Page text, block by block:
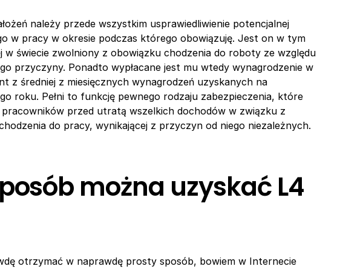
należy przede wszystkim usprawiedliwienie potencjalnej
w pracy w okresie podczas którego obowiązuję. Jest on w tym
w świecie zwolniony z obowiązku chodzenia do roboty ze względu
przyczyny. Ponadto wypłacane jest mu wtedy wynagrodzenie w
z średniej z miesięcznych wynagrodzeń uzyskanych na
roku. Pełni to funkcję pewnego rodzaju zabezpieczenia, które
przed utratą wszelkich dochodów w związku z
do pracy, wynikającej z przyczyn od niego niezależnych.
można uzyskać L4
otrzymać w naprawdę prosty sposób, bowiem w Internecie